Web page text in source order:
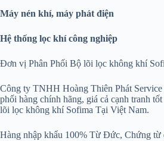
Máy nén khí, máy phát điện
Hệ thống lọc khí công nghiệp
Đơn vị Phân Phối Bộ lõi lọc không khí
Công ty TNHH Hoàng Thiên Phát Service
phối hàng chính hãng, giá cả cạnh tranh
lõi lọc không khí Sofima Tại Việt Nam.
Hàng nhập khẩu 100% Từ Đức, Chứng từ